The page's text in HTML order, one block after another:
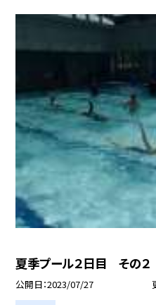
夏季プール２日目 その２
公開日 2023/07/27